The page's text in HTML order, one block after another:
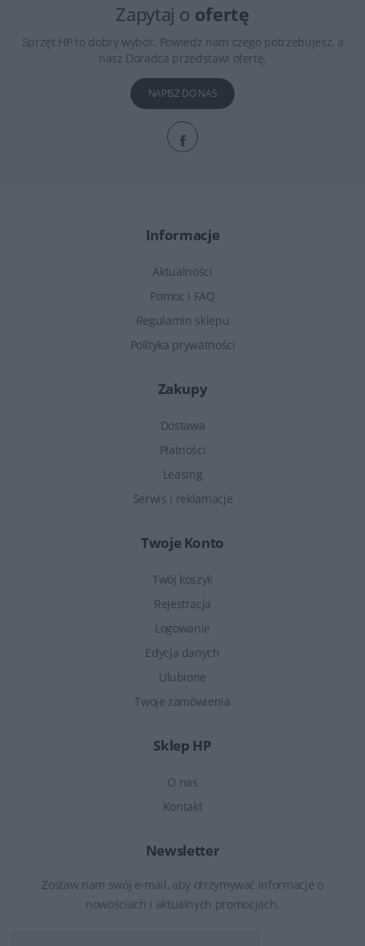
Zapytaj o ofertę
Sprzęt HP to dobry wybór. Powiedz nam czego potrzebujesz, a
nasz Doradca przedstawi ofertę.
NAPISZ DO NAS
Informacje
Aktualności
Pomoc i FAQ
Regulamin sklepu
Polityka prywatności
Zakupy
Dostawa
Płatności
Leasing
Serwis i reklamacje
Twoje Konto
Twój koszyk
Rejestracja
Logowanie
Edycja danych
Ulubione
Twoje zamówienia
Sklep HP
O nas
Kontakt
Newsletter
Zostaw nam swój e-mail, aby otrzymywać informacje o
nowościach i aktualnych promocjach.